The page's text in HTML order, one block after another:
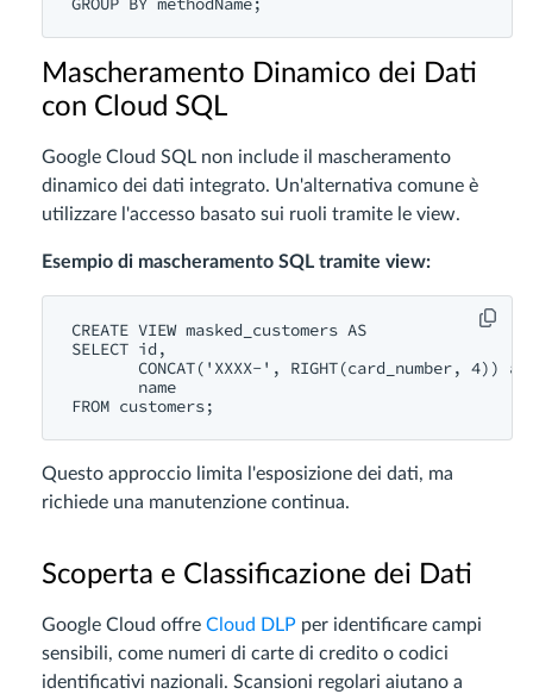
Mascheramento Dinamico dei Dati
con Cloud SQL
Google Cloud SQL non include il mascheramento
dinamico dei dati integrato. Un'alternativa comune è
utilizzare l'accesso basato sui ruoli tramite le view.
Esempio di mascheramento SQL tramite view:
CREATE VIEW masked_customers AS
SELECT id,
CONCAT('XXXX-', RIGHT(card_number, 4))
       name
Questo approccio limita l'esposizione dei dati, ma
richiede una manutenzione continua.
Scoperta e Classificazione dei Dati
Google Cloud offre Cloud DLP per identificare campi
sensibili, come numeri di carte di credito o codici
identificativi nazionali. Scansioni regolari aiutano a